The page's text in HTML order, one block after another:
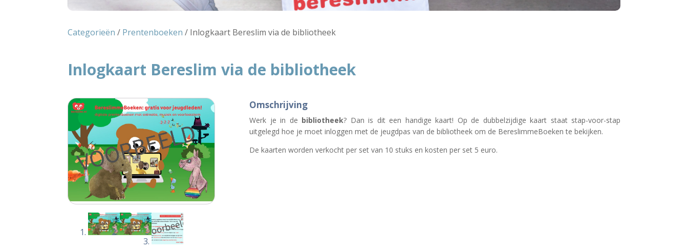
Categorieën / Prentenboeken / Inlogkaart Bereslim via de bibliotheek
Inlogkaart Bereslim via de bibliotheek
Omschrijving
Werk je in de bibliotheek? Dan is dit een handige kaart! Op de dubbelzijdige kaart staat stap-voor-stap
uitgelegd hoe je moet inloggen met de jeugdpas van de bibliotheek om de BereslimmeBoeken te bekijken.
De kaarten worden verkocht per set van 10 stuks en kosten per set 5 euro.